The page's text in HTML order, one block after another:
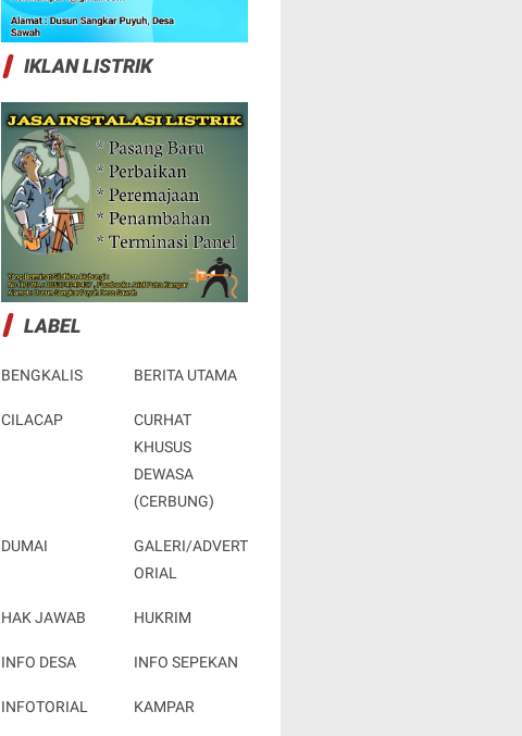
IKLAN LISTRIK
LABEL
BENGKALIS BERITA UTAMA
CILACAP
CURHAT
KHUSUS
DEWASA
(CERBUNG)
DUMAI
GALERI/ADVERT
ORIAL
HAK JAWAB HUKRIM
INFO DESA INFO SEPEKAN
INFOTORIAL KAMPAR